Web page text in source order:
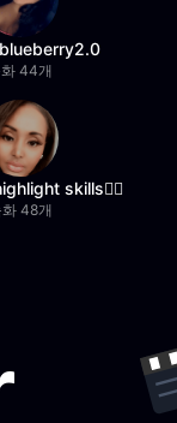
44개
skills✌🏽
화 48개